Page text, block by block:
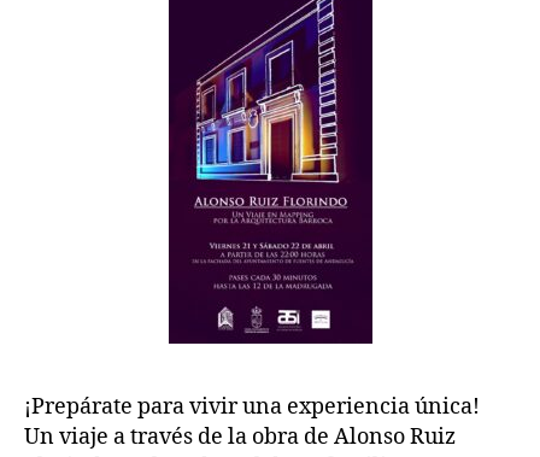
¡Prepárate para vivir una experiencia única!
Un viaje a través de la obra de Alonso Ruiz